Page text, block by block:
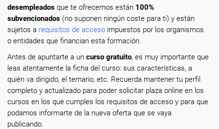
desempleados que te ofrecemos están 100%
subvencionados (no suponen ningún coste para ti) y están
sujetos a requisitos de acceso impuestos por los organismos
o entidades que financian esta formación.
Antes de apuntarte a un curso gratuito, es muy importante que
leas atentamente la ficha del curso: sus características, a
quién va dirigido, el temario, etc. Recuerda mantener tu perfil
completo y actualizado para poder solicitar plaza online en los
cursos en los que cumples los requisitos de acceso y para que
podamos informarte de la nueva oferta que se vaya
publicando.